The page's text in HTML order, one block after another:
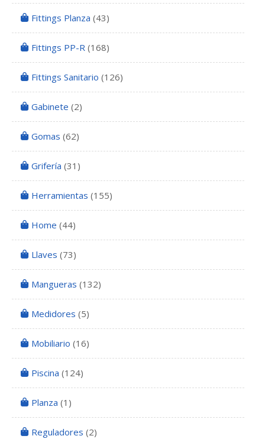
Fittings Planza (43)
Fittings PP-R (168)
Fittings Sanitario (126)
Gabinete (2)
Gomas (62)
Grifería (31)
Herramientas (155)
Home (44)
Llaves (73)
Mangueras (132)
Medidores (5)
Mobiliario (16)
Piscina (124)
Planza (1)
Reguladores (2)